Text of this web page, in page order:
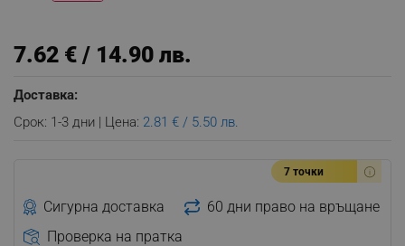
7.62 € / 14.90 лв.
Доставка:
Срок: 1-3 дни | Цена: 2.81 € / 5.50 лв.
7 точки
Сигурна доставка
60 дни право на връщане
Проверка на пратка